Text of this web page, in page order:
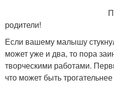
Приветствую
родители!
Если вашему малышу
может уже и два, то пора
творческими работами.
что может быть